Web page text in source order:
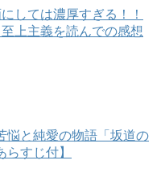
しては濃厚すぎる！！
上主義を読んでの感想
悩と純愛の物語「坂道の
すじ付】